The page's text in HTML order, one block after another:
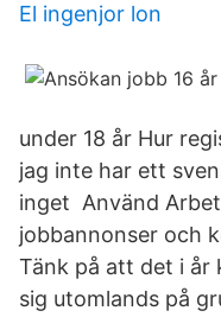
El ingenjor lon
under 18 år Hur
jag inte har ett
inget Använd
jobbannonser och
Tänk på att det i år
sig utomlands på